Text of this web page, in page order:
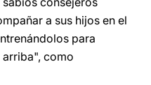
a sus hijos en el
para
como